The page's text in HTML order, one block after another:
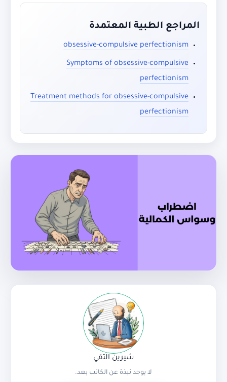
المراجع الطبية المعتمدة
obsessive-compulsive perfectionism
Symptoms of obsessive-compulsive
perfectionism
Treatment methods for obsessive-compulsive
perfectionism
شيرين التقي
لا يوجد نبذة عن الكاتب بعد.